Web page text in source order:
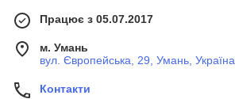
Працює з 05.07.2017
м. Умань
вул. Європейська, 29, Умань, Україна
Контакти